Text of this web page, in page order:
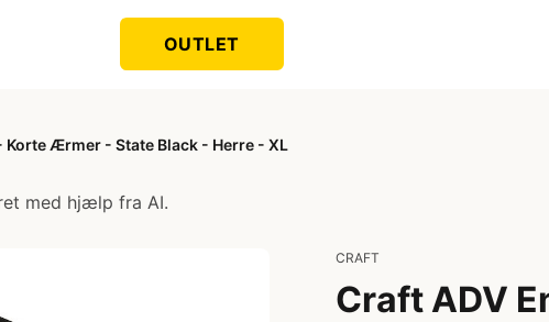
OUTLET
Ærmer - State Black - Herre - XL
med hjælp fra AI.
CRAFT
Craft ADV